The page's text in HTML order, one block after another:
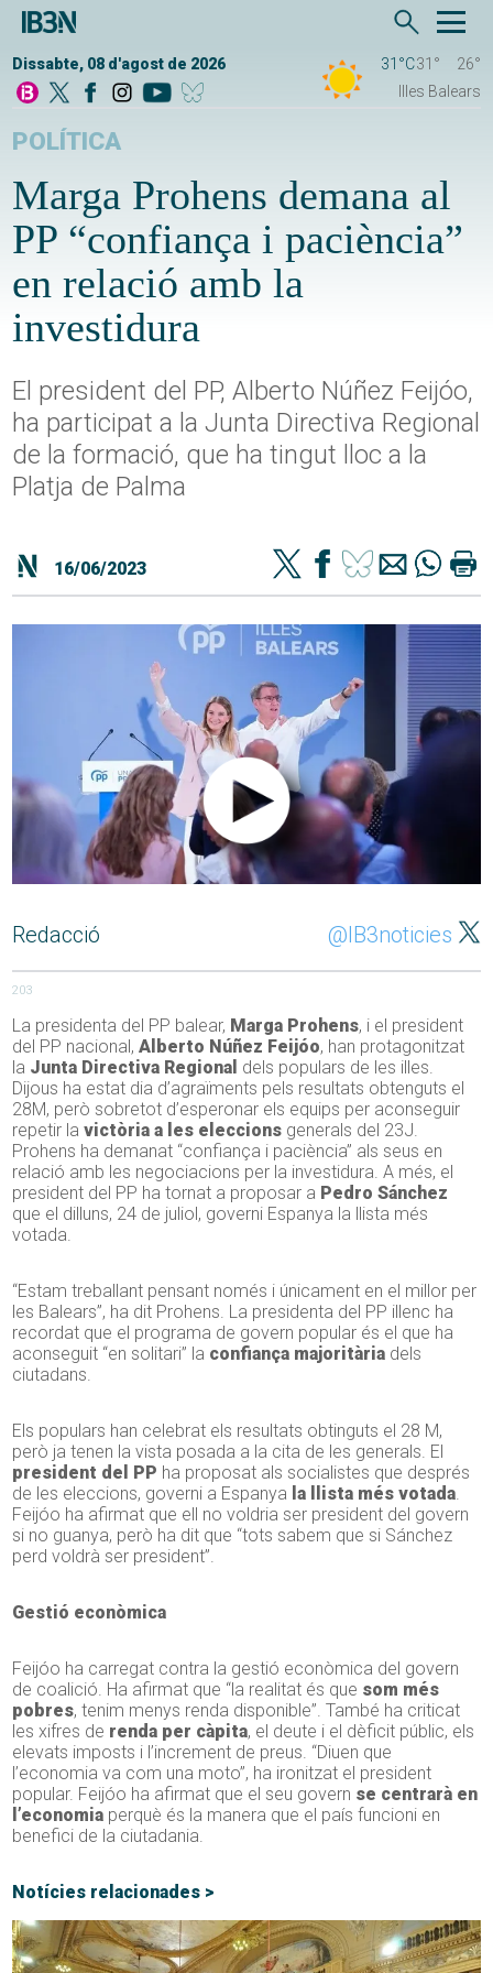
Dissabte, 08 d'agost de 2026 31°C31°
26°
Illes Balears
POLÍTICA
Marga Prohens demana al
PP “confiança i paciència”
en relació amb la
investidura
El president del PP, Alberto Núñez Feijóo,
ha participat a la Junta Directiva Regional
de la formació, que ha tingut lloc a la
Platja de Palma
16/06/2023
Redacció @IB3noticies
203
La presidenta del PP balear, Marga Prohens, i el president
del PP nacional,Alberto Núñez Feijóo, han protagonitzat
la Junta Directiva Regional dels populars de les illes.
Dijous ha estat dia d’agraïments pels resultats obtenguts el
28M, però sobretot d’esperonar els equips per aconseguir
repetir la victòria a les eleccions generals del 23J.
Prohens ha demanat “confiança i paciència” als seus en
relació amb les negociacions per la investidura. A més, el
president del PP ha tornat a proposar a Pedro Sánchez
que el dilluns, 24 de juliol, governi Espanya la llista més
votada.
“Estam treballant pensant només i únicament en el millor per
les Balears”, ha dit Prohens. La presidenta del PP illenc ha
recordat que el programa de govern popular és el que ha
aconseguit “en solitari” la confiança majoritària dels
ciutadans.
Els populars han celebrat els resultats obtinguts el 28 M,
però ja tenen la vista posada a la cita de les generals. El
president del PP ha proposat als socialistes que després
de les eleccions, governi a Espanya la llista més votada.
Feijóo ha afirmat que ell no voldria ser president del govern
si no guanya, però ha dit que “tots sabem que si Sánchez
perd voldrà ser president”.
Gestió econòmica
Feijóo ha carregat contra la gestió econòmica del govern
de coalició. Ha afirmat que “la realitat és que som més
pobres, tenim menys renda disponible”. També ha criticat
les xifres de renda per càpita, el deute i el dèficit públic, els
elevats imposts i l’increment de preus. “Diuen que
l’economia va com una moto”, ha ironitzat el president
popular. Feijóo ha afirmat que el seu govern se centrarà en
l’economia perquè és la manera que el país funcioni en
benefici de la ciutadania.
Notícies relacionades >